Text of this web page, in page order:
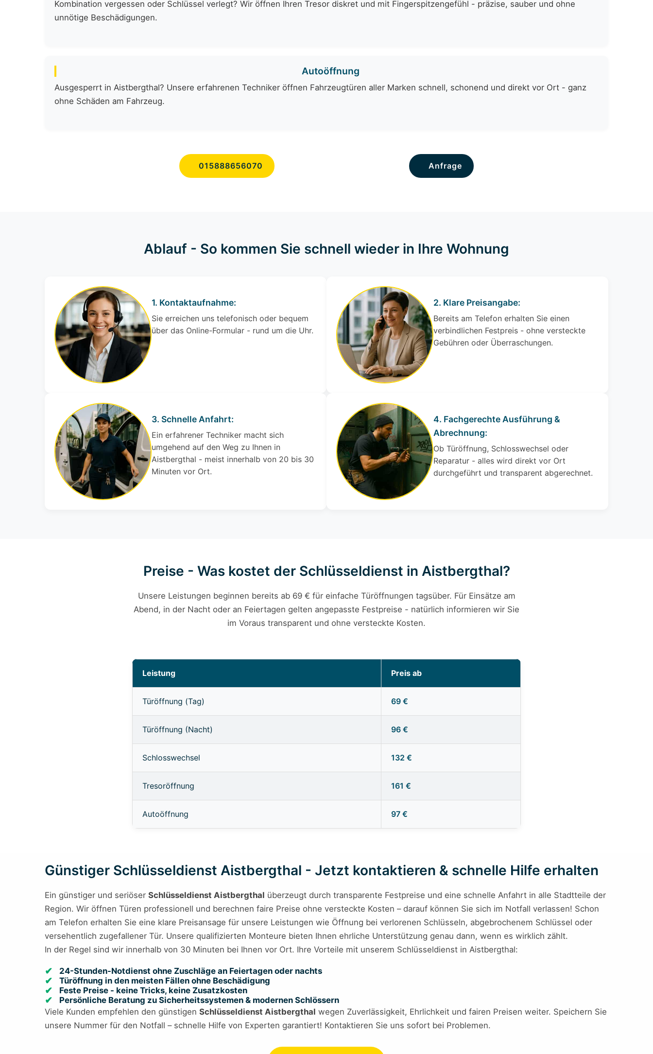
Kombination vergessen oder Schlüssel verlegt? Wir öffnen Ihren Tresor diskret und mit Fingerspitzengefühl - präzise, sauber und ohne
unnötige Beschädigungen.
Autoöffnung
Ausgesperrt in Aistbergthal? Unsere erfahrenen Techniker öffnen Fahrzeugtüren aller Marken schnell, schonend und direkt vor Ort - ganz
ohne Schäden am Fahrzeug.
015888656070 Anfrage
Ablauf - So kommen Sie schnell wieder in Ihre Wohnung
1. Kontaktaufnahme:
Sie erreichen uns telefonisch oder bequem
über das Online-Formular - rund um die Uhr.
2. Klare Preisangabe:
Bereits am Telefon erhalten Sie einen
verbindlichen Festpreis - ohne versteckte
Gebühren oder Überraschungen.
3. Schnelle Anfahrt:
Ein erfahrener Techniker macht sich
umgehend auf den Weg zu Ihnen in
Aistbergthal - meist innerhalb von 20 bis 30
Minuten vor Ort.
4. Fachgerechte Ausführung &
Abrechnung:
Ob Türöffnung, Schlosswechsel oder
Reparatur - alles wird direkt vor Ort
durchgeführt und transparent abgerechnet.
Preise - Was kostet der Schlüsseldienst in Aistbergthal?
Unsere Leistungen beginnen bereits ab 69 € für einfache Türöffnungen tagsüber. Für Einsätze am
Abend, in der Nacht oder an Feiertagen gelten angepasste Festpreise - natürlich informieren wir Sie
im Voraus transparent und ohne versteckte Kosten.
Leistung Preis ab
Türöffnung (Tag) 69 €
Türöffnung (Nacht) 96 €
Schlosswechsel 132 €
Tresoröffnung 161 €
Autoöffnung 97 €
Günstiger Schlüsseldienst Aistbergthal - Jetzt kontaktieren & schnelle Hilfe erhalten
Ein günstiger und seriöser Schlüsseldienst Aistbergthal überzeugt durch transparente Festpreise und eine schnelle Anfahrt in alle Stadtteile der
Region. Wir öffnen Türen professionell und berechnen faire Preise ohne versteckte Kosten – darauf können Sie sich im Notfall verlassen! Schon
am Telefon erhalten Sie eine klare Preisansage für unsere Leistungen wie Öffnung bei verlorenen Schlüsseln, abgebrochenem Schlüssel oder
versehentlich zugefallener Tür. Unsere qualifizierten Monteure bieten Ihnen ehrliche Unterstützung genau dann, wenn es wirklich zählt.
In der Regel sind wir innerhalb von 30 Minuten bei Ihnen vor Ort. Ihre Vorteile mit unserem Schlüsseldienst in Aistbergthal:
24-Stunden-Notdienst ohne Zuschläge an Feiertagen oder nachts
Türöffnung in den meisten Fällen ohne Beschädigung
Feste Preise - keine Tricks, keine Zusatzkosten
Persönliche Beratung zu Sicherheitssystemen & modernen Schlössern
Viele Kunden empfehlen den günstigen Schlüsseldienst Aistbergthal wegen Zuverlässigkeit, Ehrlichkeit und fairen Preisen weiter. Speichern Sie
unsere Nummer für den Notfall – schnelle Hilfe von Experten garantiert! Kontaktieren Sie uns sofort bei Problemen.